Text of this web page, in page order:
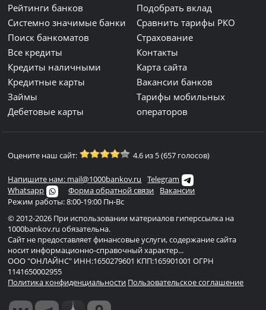
Рейтинги банков
Системно значимые банки
Поиск банкоматов
Все кредиты
Кредиты наличными
Кредитные карты
Займы
Дебетовые карты
Подобрать вклад
Сравнить тарифы РКО
Страхование
Контакты
Карта сайта
Вакансии банков
Тарифы мобильных
операторов
Оцените наш сайт: 4.6 из 5 (657 голосов)
Напишите нам: mail@1000bankov.ru
Telegram
Whatsapp
Форма обратной связи
Вакансии
Режим работы: 8:00-19:00 Пн-Вс
© 2012-2026 При использовании материалов гиперссылка на
1000bankov.ru обязательна.
Сайт не предоставляет финансовые услуги, содержание сайта
носит информационно-справочный характер...
ООО "ОНЛАЙНС" ИНН:1650279601 КПП:165901001 ОГРН
1141650002955
Политика конфиденциальности Пользовательское соглашение